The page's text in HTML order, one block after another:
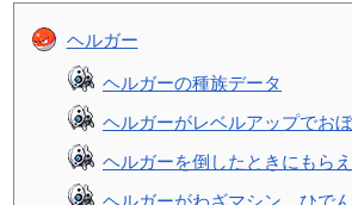
ヘルガー
ヘルガーの種族データ
ヘルガーがレベルアップでお
ヘルガーを倒したときにもら